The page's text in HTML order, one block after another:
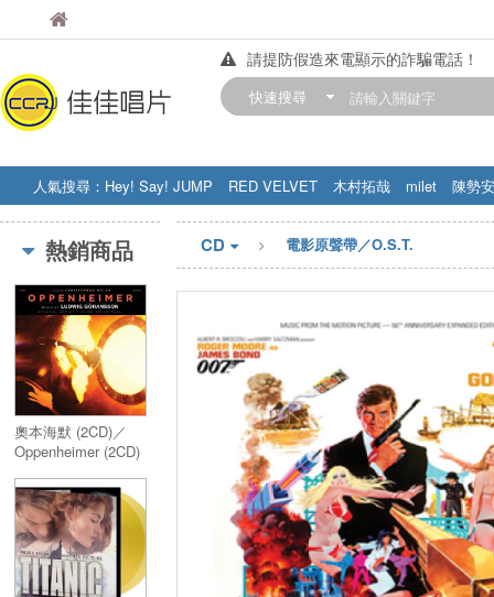
佳佳唱片
請提防假造來電顯示的詐騙電話！
【中華門市營業時間調整公告】
快速搜尋
人氣搜尋： Hey! Say! JUMP RED VELVET 木村拓哉 milet
陳勢安
STRAY KIDS
盧廣仲 周杰伦
熱銷商品
奧本海默 (2CD)／
Oppenheimer (2CD)
CD 電影原聲帶／O.S.T.